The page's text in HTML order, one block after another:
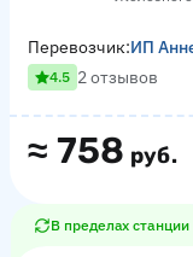
≈ 758 руб.
Перевозчик:ИП
4.5 2 отзывов
В пределах станции